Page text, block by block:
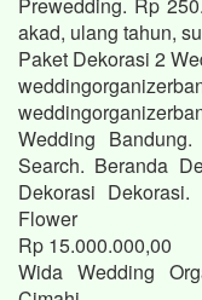
Prewedding. Rp
akad, ulang tahun,
Paket Dekorasi 2
Wedding
Search. Beranda
Dekorasi
Flower
Rp 15.000.000,00
Wida Wedding